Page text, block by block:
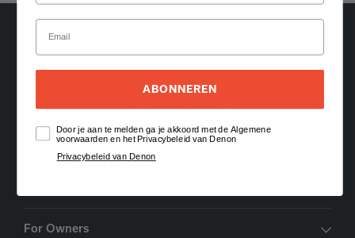
Oude Stadsgracht 1, 5611DD Eindhoven, NL
Vind een dealer
For Owners
ABONNEREN
Door je aan te melden ga je akkoord met de Algemene
voorwaarden en het Privacybeleid van Denon
Privacybeleid van Denon